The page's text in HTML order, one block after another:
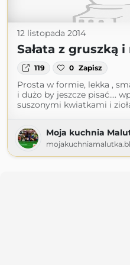
12 listopada 2014
Sałata z gruszką
119 0 Zapisz
Prosta w formie, lekka ,
i dużo by jeszcze pisać....
suszonymi kwiatkami i
Moja kuchnia